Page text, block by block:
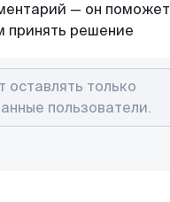
— он поможет
принять решение